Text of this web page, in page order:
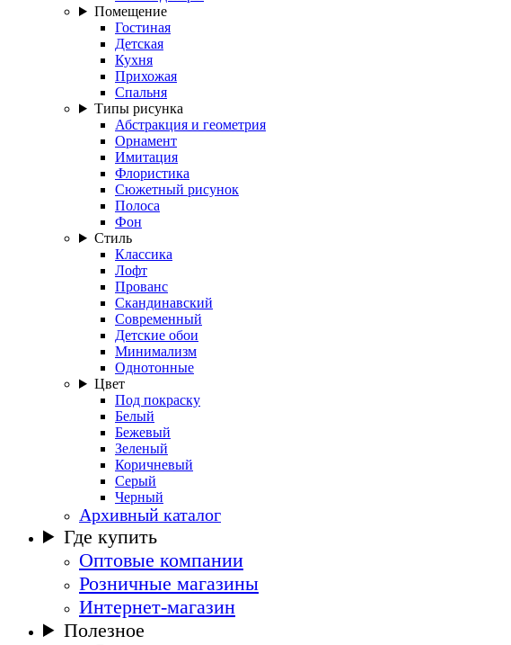
Помещение
Гостиная
Детская
Кухня
Прихожая
Спальня
Типы рисунка
Абстракция и геометрия
Орнамент
Имитация
Флористика
Сюжетный рисунок
Полоса
Фон
Стиль
Классика
Лофт
Прованс
Скандинавский
Современный
Детские обои
Минимализм
Однотонные
Цвет
Под покраску
Белый
Бежевый
Зеленый
Коричневый
Серый
Черный
Архивный каталог
Где купить
Оптовые компании
Розничные магазины
Интернет-магазин
Полезное